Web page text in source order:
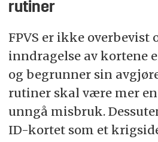
rutiner
FPVS er ikke overbevist
inndragelse av kortene
og begrunner sin
rutiner skal være mer
unngå misbruk.
ID-kortet som et